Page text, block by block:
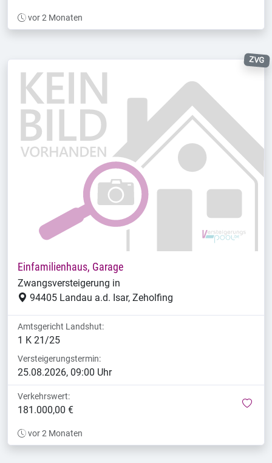
vor 2 Monaten
ZVG
Einfamilienhaus, Garage
Zwangsversteigerung in
94405 Landau a.d. Isar, Zeholfing
Amtsgericht Landshut:
1 K 21/25
Versteigerungstermin:
25.08.2026, 09:00 Uhr
Verkehrswert:
181.000,00 €
vor 2 Monaten